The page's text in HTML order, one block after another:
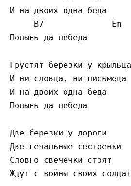
И на двоих одна беда
     B7              Em
Полынь да лебеда
Грустят березки у крыльца
И ни словца, ни письмеца
И на двоих одна беда
Полынь да лебеда
Две березки у дороги
Две печальные сестренки
Словно свечечки стоят
Ждут с войны своих солдат